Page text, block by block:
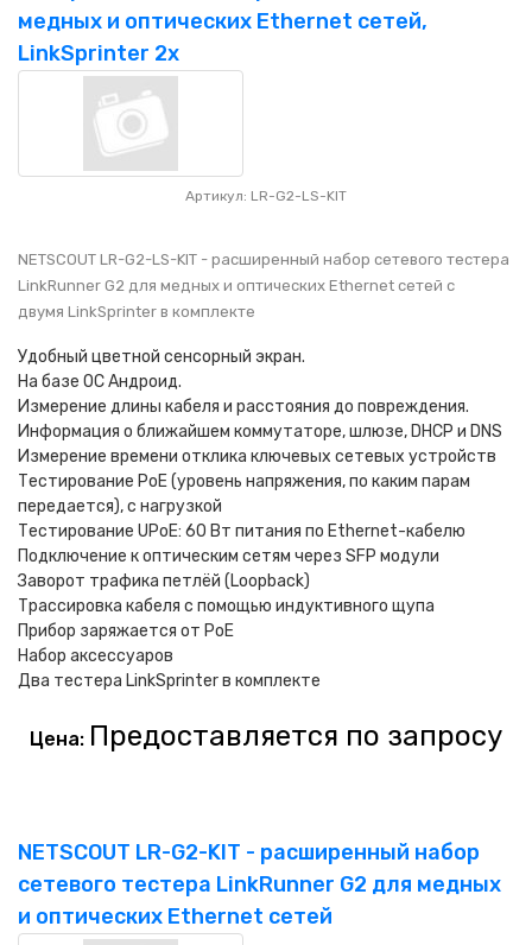
медных и оптических Ethernet сетей,
LinkSprinter 2x
Артикул: LR-G2-LS-KIT
NETSCOUT LR-G2-LS-KIT - расширенный набор сетевого тестера
LinkRunner G2 для медных и оптических Ethernet сетей с
двумя LinkSprinter в комплекте
Удобный цветной сенсорный экран.
На базе OC Андроид.
Измерение длины кабеля и расстояния до повреждения.
Информация о ближайшем коммутаторе, шлюзе, DHCP и DNS
Измерение времени отклика ключевых сетевых устройств
Тестирование PoE (уровень напряжения, по каким парам
передается), с нагрузкой
Тестирование UPoE: 60 Вт питания по Ethernet-кабелю
Подключение к оптическим сетям через SFP модули
Заворот трафика петлёй (Loopback)
Трассировка кабеля с помощью индуктивного щупа
Прибор заряжается от PoE
Набор аксессуаров
Два тестера LinkSprinter в комплекте
Цена: Предоставляется по запросу
NETSCOUT LR-G2-KIT - расширенный набор
сетевого тестера LinkRunner G2 для медных
и оптических Ethernet сетей